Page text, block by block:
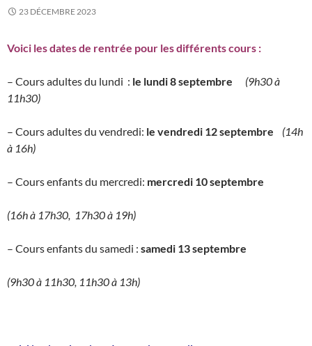
23 DÉCEMBRE 2023
Voici les dates de rentrée pour les différents cours :
– Cours adultes du lundi : le lundi 8 septembre (9h30 à
11h30)
– Cours adultes du vendredi: le vendredi 12 septembre (14h
à 16h)
– Cours enfants du mercredi: mercredi 10 septembre
(16h à 17h30, 17h30 à 19h)
– Cours enfants du samedi : samedi 13 septembre
(9h30 à 11h30, 11h30 à 13h)